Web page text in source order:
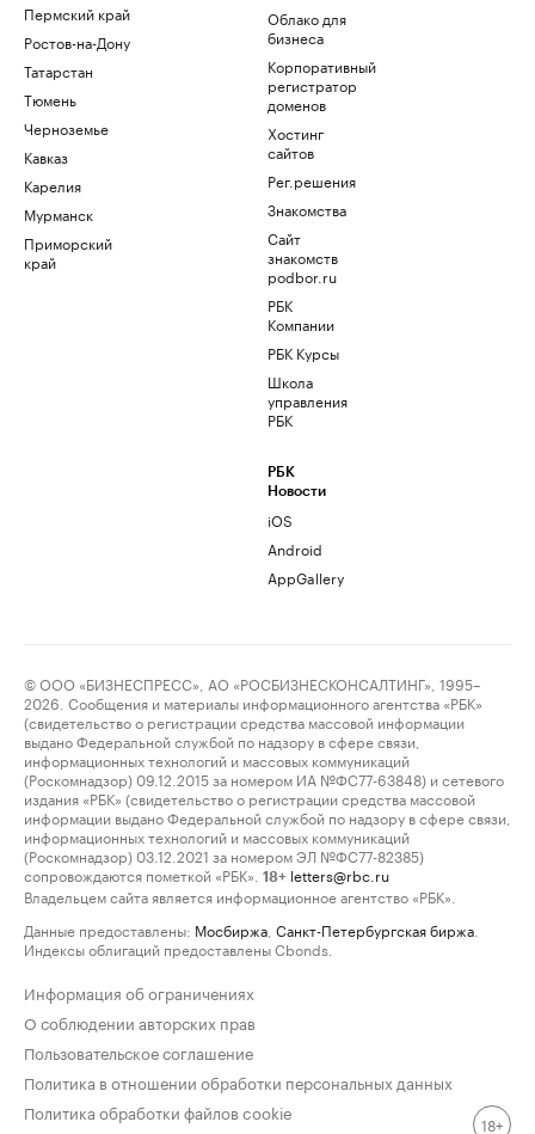
Пермский край
Ростов-на-Дону
Татарстан
Тюмень
Черноземье
Кавказ
Карелия
Мурманск
Приморский
край
Облако для
бизнеса
Корпоративный
регистратор
доменов
Хостинг
сайтов
Рег.решения
Знакомства
Сайт
знакомств
podbor.ru
РБК
Компании
РБК Курсы
Школа
управления
РБК
РБК
Новости
iOS
Android
AppGallery
© ООО «БИЗНЕСПРЕСС», АО «РОСБИЗНЕСКОНСАЛТИНГ», 1995–
2026. Сообщения и материалы информационного агентства «РБК»
(свидетельство о регистрации средства массовой информации
выдано Федеральной службой по надзору в сфере связи,
информационных технологий и массовых коммуникаций
(Роскомнадзор) 09.12.2015 за номером ИА №ФС77-63848) и сетевого
издания «РБК» (свидетельство о регистрации средства массовой
информации выдано Федеральной службой по надзору в сфере связи,
информационных технологий и массовых коммуникаций
(Роскомнадзор) 03.12.2021 за номером ЭЛ №ФС77-82385)
сопровождаются пометкой «РБК».
18+ letters@rbc.ru
Владельцем сайта является информационное агентство «РБК».
Данные предоставлены: Мосбиржа Санкт-Петербургская биржа
Индексы облигаций предоставлены Cbonds.
Информация об ограничениях
О соблюдении авторских прав
Пользовательское соглашение
Политика в отношении обработки персональных данных
Политика обработки файлов cookie
18+